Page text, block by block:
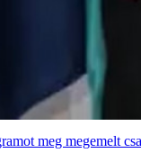
meg megemelt